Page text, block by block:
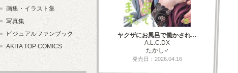
ヤクザにお風呂で働かされ…
A.L.C.DX
たかし♂
発売日：2026.04.16
画集・イラスト集
写真集
ビジュアルファンブック
AKITA TOP COMICS